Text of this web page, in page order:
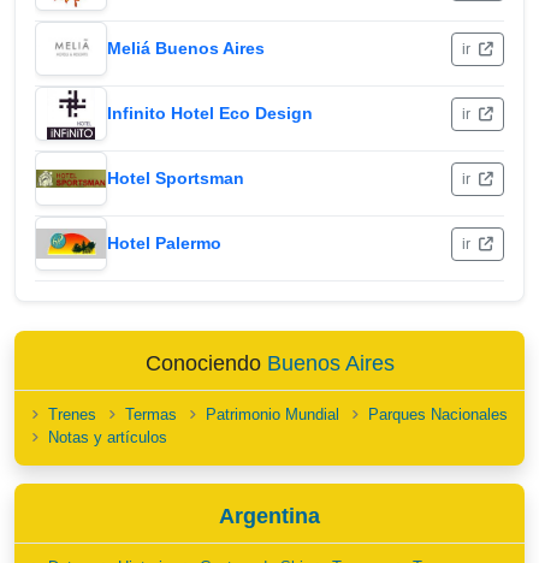
Meliá Buenos Aires ir
Infinito Hotel Eco Design ir
Hotel Sportsman ir
Hotel Palermo ir
Conociendo Buenos Aires
Trenes Termas Patrimonio Mundial
Parques Nacionales
Notas y artículos
Argentina